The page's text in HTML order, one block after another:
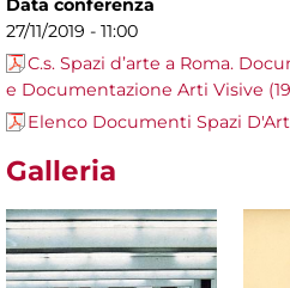
Data conferenza
27/11/2019 - 11:00
C.s. Spazi d’arte a Roma.
e Documentazione Arti Visive
Elenco Documenti Spazi
Galleria